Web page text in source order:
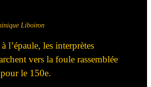
Liboiron
l’épaule, les interprètes
vers la foule rassemblée
le 150e.